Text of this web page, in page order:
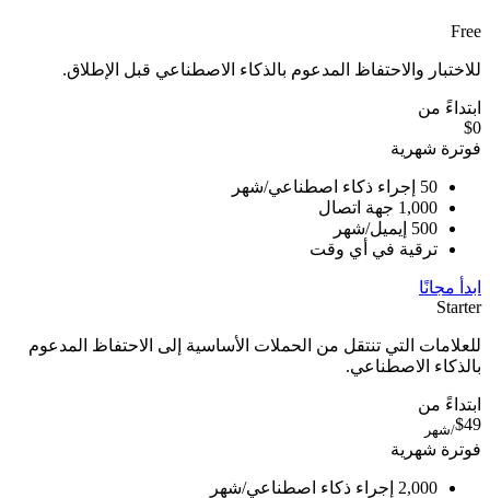
Free
للاختبار والاحتفاظ المدعوم بالذكاء الاصطناعي قبل الإطلاق.
ابتداءً من
$0
فوترة شهرية
50 إجراء ذكاء اصطناعي/شهر
1,000 جهة اتصال
500 إيميل/شهر
ترقية في أي وقت
ابدأ مجانًا
Starter
للعلامات التي تنتقل من الحملات الأساسية إلى الاحتفاظ المدعوم
بالذكاء الاصطناعي.
ابتداءً من
$49/شهر
فوترة شهرية
2,000 إجراء ذكاء اصطناعي/شهر